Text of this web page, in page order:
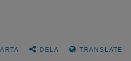
DELA TRANSLATE